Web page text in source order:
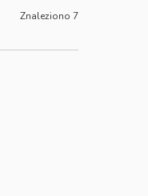
Znaleziono 7